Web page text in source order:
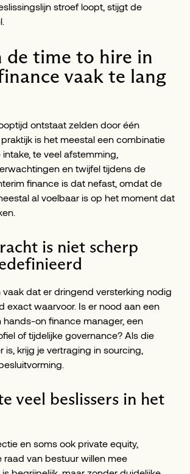
stroef loopt, stijgt de
de time to hire in
vaak te lang
ontstaat zelden door één
is het meestal een combinatie
te veel afstemming,
en twijfel tijdens de
finance is dat nefast, omdat de
al voelbaar is op het moment dat
is niet scherp
vaak dat er dringend versterking nodig
exact waarvoor. Is er nood aan een
hands-on finance manager, een
of tijdelijke governance? Als die
is, krijg je vertraging in sourcing,
veel beslissers in het
en soms ook private equity,
raad van bestuur willen mee